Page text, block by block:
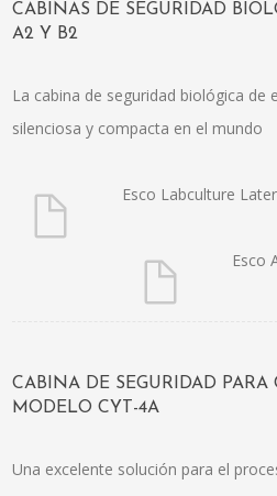
CABINAS DE SEGURIDAD
A2 Y B2
La cabina de seguridad biológica de
silenciosa y compacta en el mundo
Esco Labculture
Esco
CABINA DE SEGURIDAD PARA
MODELO CYT-4A
Una excelente solución para el